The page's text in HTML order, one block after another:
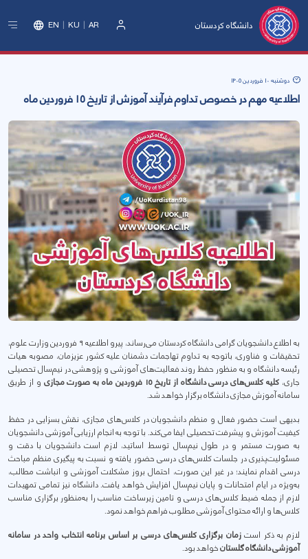
دانشگاه کردستان EN KU AR
دوشنبه 10 فروردین 1405
اطلاعیه مهم در خصوص تداوم فرآیند آموزش از تاریخ ۱۵ فروردین ماه
به اطلاع دانشجویان گرامی دانشگاه کردستان می‌رساند، پیرو اطلاعیه ۹ فروردین وزارت علوم،
تحقیقات و فناوری، باتوجه به تداوم تهاجمات دشمنان علیه کشور عزیزمان، مصوبه هیات
رئیسه دانشگاه و به منظور حفظ روند فعالیت‌های آموزشی و پژوهشی در نیم‌سال تحصیلی
جاری، کلیه کلاس‌های درسی دانشگاه از تاریخ ۱۵ فروردین ماه به صورت مجازی
و از طریق
سامانه آموزش مجازی دانشگاه برگزار خواهد شد.
بدیهی است حضور فعال و منظم دانشجویان در کلاس‌های مجازی، نقش بسزایی در حفظ
کیفیت آموزش و پیشرفت تحصیلی ایفا می‌کند. با توجه به انجام ارزیابی آموزشی دانشجویان
به صورت مستمر و در طول نیم‌سال توسط اساتید، لازم است دانشجویان با دقت و
مسئولیت‌پذیری در جلسات کلاس‌های درسی حضور یافته و نسبت به پیگیری منظم مباحث
درسی اقدام نمایند؛ در غیر این صورت، احتمال بروز مشکلات آموزشی و انباشت مطالب،
به‌ویژه در ایام امتحانات و پایان نیم‌سال افزایش خواهد یافت. دانشگاه نیز تمامی تمهیدات
لازم از جمله ضبط کلاس‌های درسی و تامین زیرساخت مناسب را به‌منظور برگزاری مناسب
کلاس‌ها و ارائه محتوای آموزشی مطلوب فراهم خواهد نمود.
لازم به ذکر استزمان برگزاری کلاس‌های درسی بر اساس برنامه انتخاب واحد در سامانه
آموزشی دانشگاه گلستانخواهد بود.